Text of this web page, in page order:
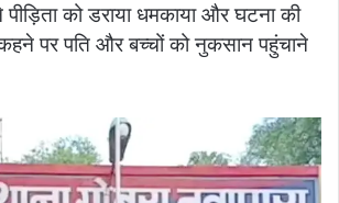
को डराया धमकाया और घटना की
पर पति और बच्चों को नुकसान पहुंचाने